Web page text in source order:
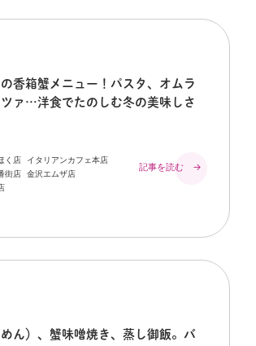
香箱蟹メニュー！パスタ、オムラ
ァ…洋食でたのしむ冬の美味しさ
く店
イタリアンカフェ本店
街店
金沢エムザ店
記事を読む →
ん）、蟹味噌焼き、蒸し御飯。バ